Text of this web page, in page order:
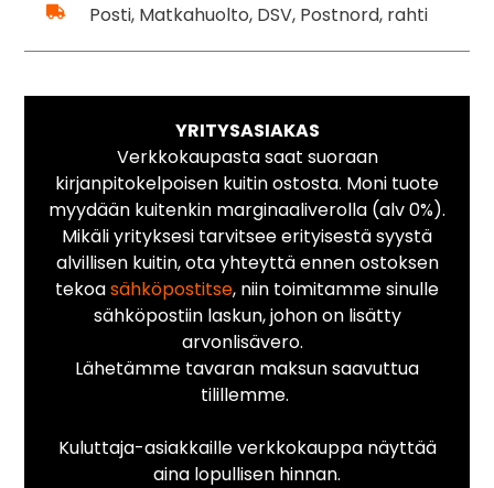
Posti, Matkahuolto, DSV, Postnord, rahti
YRITYSASIAKAS
Verkkokaupasta saat suoraan
kirjanpitokelpoisen kuitin ostosta. Moni tuote
myydään kuitenkin marginaaliverolla (alv 0%).
Mikäli yrityksesi tarvitsee erityisestä syystä
alvillisen kuitin, ota yhteyttä ennen ostoksen
tekoasähköpostitse, niin toimitamme sinulle
sähköpostiin laskun, johon on lisätty
arvonlisävero.
Lähetämme tavaran maksun saavuttua
tilillemme.
Kuluttaja-asiakkaille verkkokauppa näyttää
aina lopullisen hinnan.